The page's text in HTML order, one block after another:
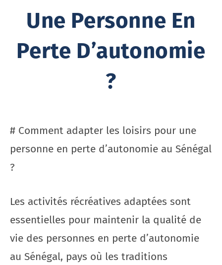
Une Personne En
Perte D’autonomie
?
# Comment adapter les loisirs pour une
personne en perte d’autonomie au Sénégal
?
Les activités récréatives adaptées sont
essentielles pour maintenir la qualité de
vie des personnes en perte d’autonomie
au Sénégal, pays où les traditions